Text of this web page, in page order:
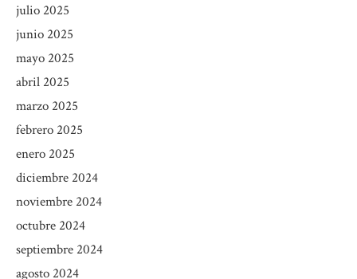
julio 2025
junio 2025
mayo 2025
abril 2025
marzo 2025
febrero 2025
enero 2025
diciembre 2024
noviembre 2024
octubre 2024
septiembre 2024
agosto 2024